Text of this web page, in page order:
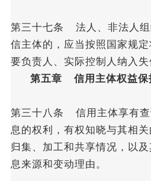
第三十七条 法人、非法人组
信主体的，应当按照国家规
要负责人、实际控制人纳入失
第五章 信用主体权益保
第三十八条 信用主体享有查
息的权利，有权知晓与其相关
归集、加工和共享情况，以
息来源和变动理由。